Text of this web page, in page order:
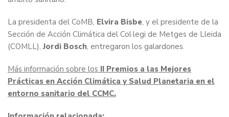
La presidenta del CoMB, Elvira Bisbe, y el presidente de la
Sección de Acción Climática del Col·legi de Metges de Lleida
(COMLL),Jordi Bosch, entregaron los galardones.
Más información sobre los II Premios a las Mejores
Prácticas en Acción Climática y Salud Planetaria en el
entorno sanitario del CCMC.